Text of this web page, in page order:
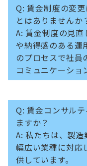
Q: 賃金制度の変
とはありませんか
A: 賃金制度の見
や納得感のある運
のプロセスで社員
コミュニケーショ
Q: 賃金コンサル
ますか？
A: 私たちは、製造
幅広い業種に対応
供しています。